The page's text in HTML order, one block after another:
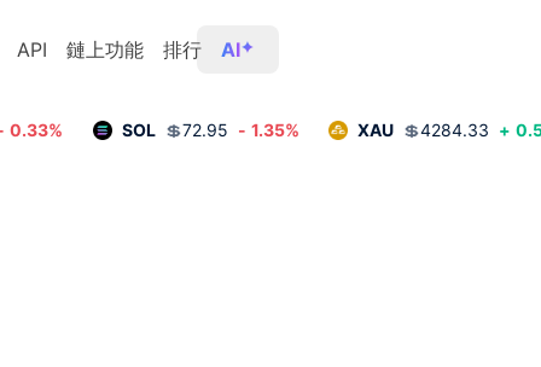
API 鏈上功能 排行 AI
0.33% SOL 💲72.95 - 1.35% XAU 💲4284.33 +